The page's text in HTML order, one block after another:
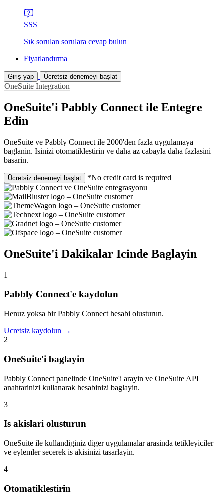
SSS
Sık sorulan sorulara cevap bulun
Fiyatlandırma
Giriş yap Ücretsiz denemeyi başlat
OneSuite Integration
OneSuite'i Pabbly Connect ile Entegre
Edin
OneSuite ve Pabbly Connect ile 2000'den fazla uygulamaya
baglanin. Isinizi otomatiklestirin ve daha az cabayla daha fazlasini
basarin.
Ücretsiz denemeyi başlat *No credit card is required
OneSuite'i Dakikalar Icinde Baglayin
1
Pabbly Connect'e kaydolun
Henuz yoksa bir Pabbly Connect hesabi olusturun.
Ucretsiz kaydolun →
2
OneSuite'i baglayin
Pabbly Connect panelinde OneSuite'i arayin ve OneSuite API
anahtarinizi kullanarak hesabinizi baglayin.
3
Is akislari olusturun
OneSuite ile kullandiginiz diger uygulamalar arasinda tetikleyiciler
ve eylemler secerek is akisinizi tasarlayin.
4
Otomatiklestirin